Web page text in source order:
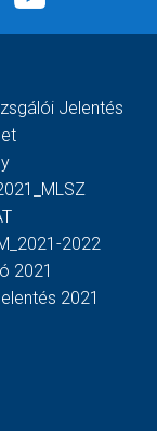
Jelentés
2022
2021
2021